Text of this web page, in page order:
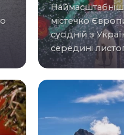
Наймасштабніше різдвяне
містечко
сусідній з
середині